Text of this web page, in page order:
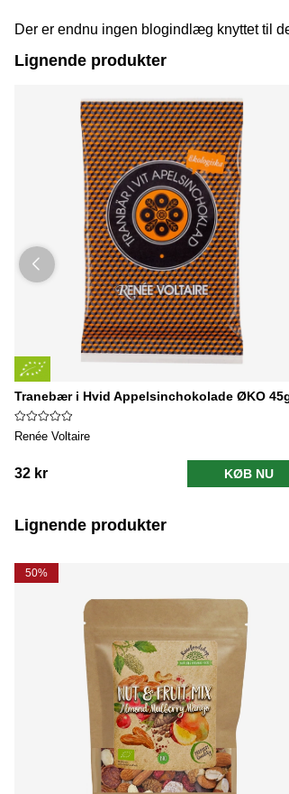
Der er endnu ingen blogindlæg knyttet til
Lignende produkter
Tranebær i Hvid Appelsinchokolade ØKO
Renée Voltaire
32 kr KØB NU
Lignende produkter
50%